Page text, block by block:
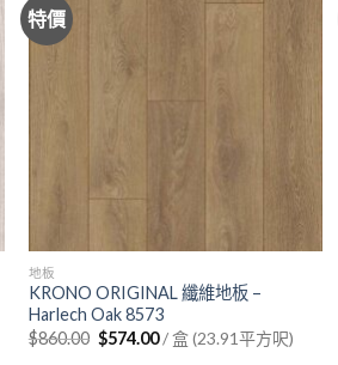
特價
地板
KRONO ORIGINAL 纖維地板 –
Harlech Oak 8573
$860.00 Original
price
$574.00Current
price
/ 盒 (23.91平方呎)